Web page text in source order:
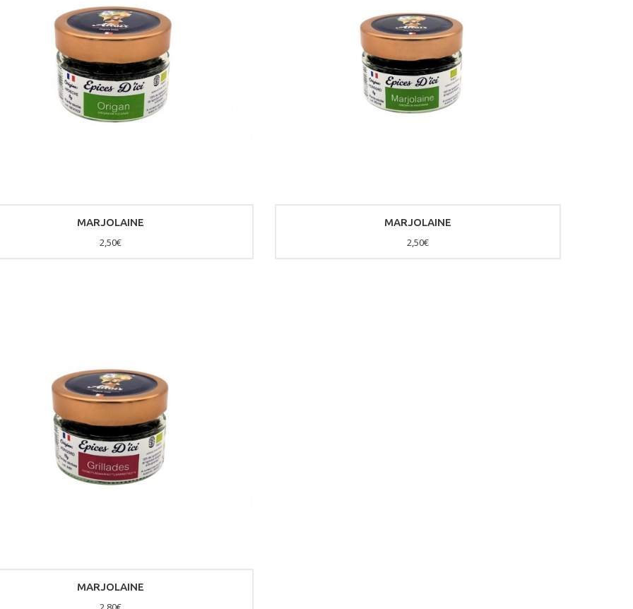
MARJOLAINE
2,50€
MARJOLAINE
2,50€
MARJOLAINE